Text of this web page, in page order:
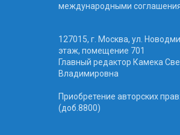
международными
127015, г. Москва, ул.
этаж, помещение 701
Главный редактор Камека
Владимировна
Приобретение авторских
(доб.8800)